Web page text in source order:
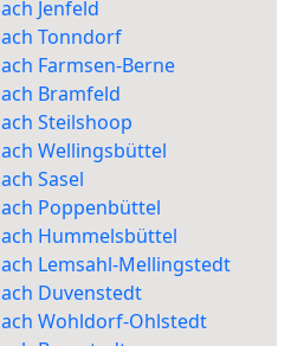
Jenfeld
Tonndorf
Farmsen-Berne
Bramfeld
Steilshoop
Wellingsbüttel
Sasel
Poppenbüttel
Hummelsbüttel
Lemsahl-Mellingstedt
Duvenstedt
Wohldorf-Ohlstedt